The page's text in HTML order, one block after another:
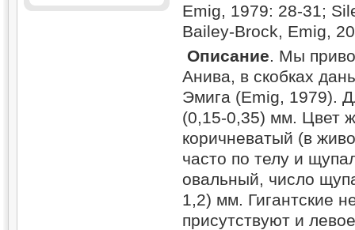
Emig, 1979: 28-31;
Bailey-Brock, Emig,
Описание. Мы
Анива, в скобках
Эмига (Emig, 1979).
(0,15-0,35) мм. Цвет
коричневатый (в
часто по телу и
овальный, число
1,2) мм. Гигантские
присутствуют и